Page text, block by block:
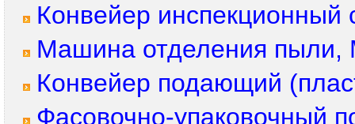
Конвейер
Машина отделения
Конвейер подающий
Фасовочно-упаковочный